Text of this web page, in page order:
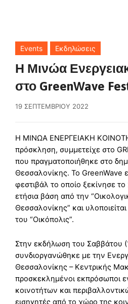
Events Εκδηλώσεις
Η Μινώα
στο GreenWave
19 ΣΕΠΤΕΜΒΡΊΟΥ 2022
Η ΜΙΝΩΑ ΕΝΕΡΓΕΙΑΚΗ
πρόσκληση, συμμετείχε στο
που πραγματοποιήθηκε στο
Θεσσαλονίκης. Το GreenWave
φεστιβάλ το οποίο ξεκίνησε
ετήσια βάση από την
Θεσσαλονίκης” και
του “Οικόπολις”.
Στην εκδήλωση του Σαββάτου
συνδιοργανώθηκε με την
Θεσσαλονίκης – Κεντρικής
προσκεκλημένοι εκπρόσωποι
κοινοτήτων και
εισηγητές από το χώρο της